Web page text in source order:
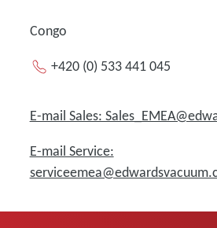
Congo
+420 (0) 533 441 045
E-mail Sales:
E-mail Service: